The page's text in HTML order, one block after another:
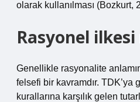
olarak kullanılması (Bozkurt,
Rasyonel
Genellikle rasyonalite
felsefi bir kavramdır. TDK’ya
kurallarına karşılık gelen